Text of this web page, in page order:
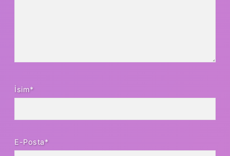
İsim*
E-Posta*